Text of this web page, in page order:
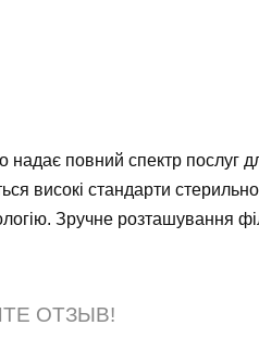
повний спектр послуг
високі стандарти
Зручне розташування
ОТЗЫВ!